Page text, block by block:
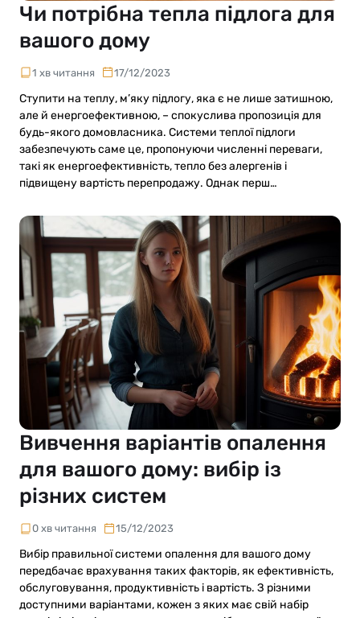
Чи потрібна тепла підлога для
вашого дому
1 хв читання 17/12/2023
Ступити на теплу, м’яку підлогу, яка є не лише затишною,
але й енергоефективною, – спокуслива пропозиція для
будь-якого домовласника. Системи теплої підлоги
забезпечують саме це, пропонуючи численні переваги,
такі як енергоефективність, тепло без алергенів і
підвищену вартість перепродажу. Однак перш…
Вивчення варіантів опалення
для вашого дому: вибір із
різних систем
0 хв читання 15/12/2023
Вибір правильної системи опалення для вашого дому
передбачає врахування таких факторів, як ефективність,
обслуговування, продуктивність і вартість. З різними
доступними варіантами, кожен з яких має свій набір